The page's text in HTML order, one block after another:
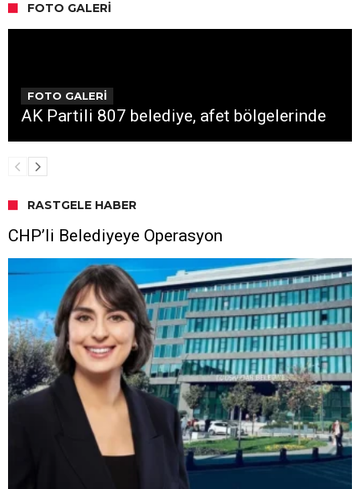
FOTO GALERI
FOTO GALERİ
AK Partili 807 belediye, afet bölgelerinde
RASTGELE HABER
CHP’li Belediyeye Operasyon